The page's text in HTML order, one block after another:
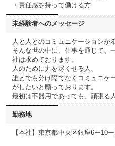
・責任感を持って働ける方
未経験者へのメッセージ
人と人とのコミュニケーションが
そんな世の中に、仕事を通じて、
社は求めております。
人のために力を尽くせる人、
誰とでも分け隔てなくコミュニケ
がしたいと願っております。
最初は不器用であっても、頑張る
勤務地
【本社】東京都中央区銀座6ー10